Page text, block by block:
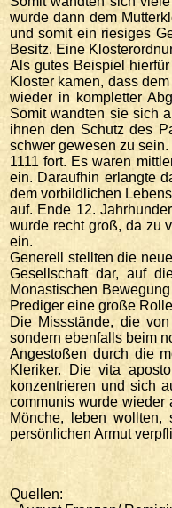
wurde dann dem
und somit ein riesiges
Besitz. Eine
Als gutes Beispiel
Kloster kamen, dass
wieder in kompletter
Somit wandten sie sich
ihnen den Schutz des
schwer gewesen zu
1111 fort. Es waren
ein. Daraufhin erlangte
dem vorbildlichen
auf. Ende 12.
wurde recht groß, da zu
ein.
Generell stellten die
Gesellschaft dar, auf
Monastischen
Prediger eine große
Die Missstände, die
sondern ebenfalls beim
Angestoßen durch die
Kleriker. Die vita
konzentrieren und sich
communis wurde wieder
Mönche, leben wollten,
persönlichen Armut
Quellen: